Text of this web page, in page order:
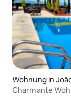
Wohnung in
Charmante